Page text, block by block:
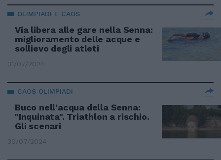
OLIMPIADI E CAOS
Via libera alle gare nella Senna:
miglioramento delle acque e
sollievo degli atleti
31/07/2024
CAOS OLIMPIADI
Buco nell'acqua della Senna:
"Inquinata". Triathlon a rischio.
Gli scenari
30/07/2024